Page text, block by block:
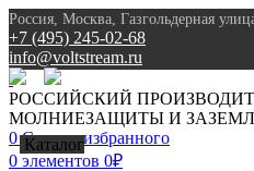
Россия, Москва, Газгольдерная
+7 (495) 245-02-68
info@voltstream.ru
8 (495) 245-02-68
РОССИЙСКИЙ
МОЛНИЕЗАЩИТЫ И
0Список избранного
0 элементов 0₽
Каталог